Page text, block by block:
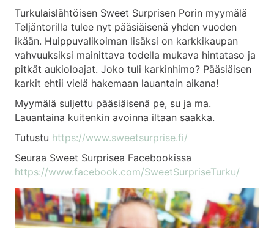
Turkulaislähtöisen Sweet Surprisen Porin myymälä
Teljäntorilla tulee nyt pääsiäisenä yhden vuoden
ikään. Huippuvalikoiman lisäksi on karkkikaupan
vahvuuksiksi mainittava todella mukava hintataso ja
pitkät aukioloajat. Joko tuli karkinhimo? Pääsiäisen
karkit ehtii vielä hakemaan lauantain aikana!
Myymälä suljettu pääsiäisenä pe, su ja ma.
Lauantaina kuitenkin avoinna iltaan saakka.
Tutustu https://www.sweetsurprise.fi/
Seuraa Sweet Surprisea Facebookissa
https://www.facebook.com/SweetSurpriseTurku/